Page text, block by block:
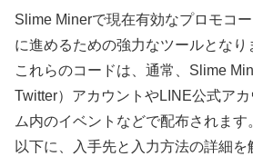
Slime Minerで現在有効なプロモコ
に進めるための強力なツールとなり
これらのコードは、通常、Slime
Twitter）アカウントやLINE公式ア
ム内のイベントなどで配布されます
以下に、入手先と入力方法の詳細を